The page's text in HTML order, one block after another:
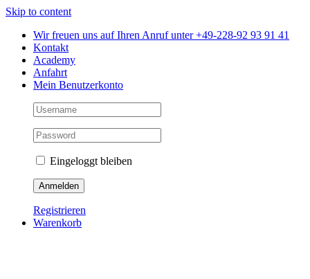
Skip to content
Wir freuen uns auf Ihren Anruf unter +49-228-92 93 91 41
Kontakt
Academy
Anfahrt
Mein Benutzerkonto
Eingeloggt bleiben
Registrieren
Warenkorb